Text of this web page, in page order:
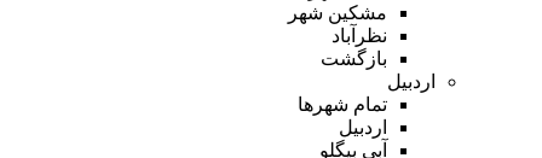
مشکین شهر
نظرآباد
بازگشت
اردبیل
تمام شهر‌ها
اردبیل
آبی بیگلو